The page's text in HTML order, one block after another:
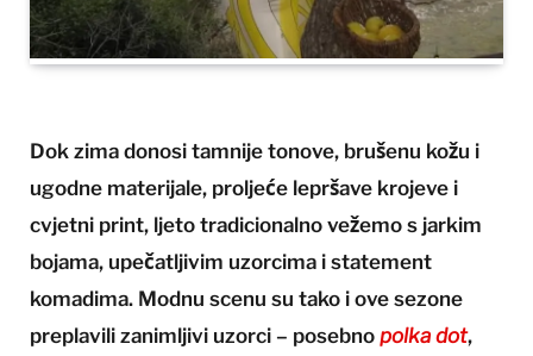
Dok zima donosi tamnije tonove, brušenu kožu i
ugodne materijale, proljeće lepršave krojeve i
cvjetni print, ljeto tradicionalno vežemo s jarkim
bojama, upečatljivim uzorcima i statement
komadima. Modnu scenu su tako i ove sezone
preplavili zanimljivi uzorci – posebno polka dot,